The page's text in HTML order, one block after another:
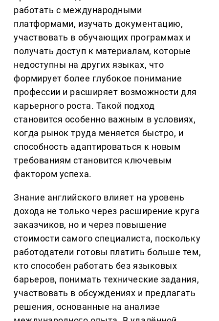
работать с международными
платформами, изучать документацию,
участвовать в обучающих программах и
получать доступ к материалам, которые
недоступны на других языках, что
формирует более глубокое понимание
профессии и расширяет возможности для
карьерного роста. Такой подход
становится особенно важным в условиях,
когда рынок труда меняется быстро, и
способность адаптироваться к новым
требованиям становится ключевым
фактором успеха.
Знание английского влияет на уровень
дохода не только через расширение круга
заказчиков, но и через повышение
стоимости самого специалиста, поскольку
работодатели готовы платить больше тем,
кто способен работать без языковых
барьеров, понимать технические задания,
участвовать в обсуждениях и предлагать
решения, основанные на анализе